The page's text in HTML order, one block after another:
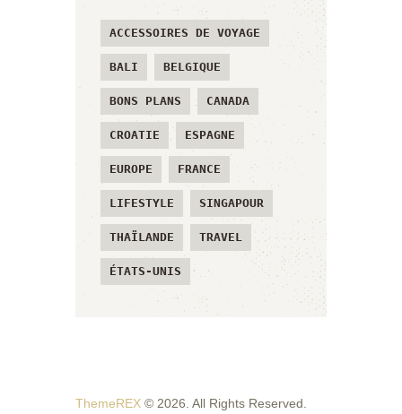
ACCESSOIRES DE VOYAGE
BALI BELGIQUE
BONS PLANS CANADA
CROATIE ESPAGNE
EUROPE FRANCE
LIFESTYLE SINGAPOUR
THAÏLANDE TRAVEL
ÉTATS-UNIS
ThemeREX © 2026. All Rights Reserved.